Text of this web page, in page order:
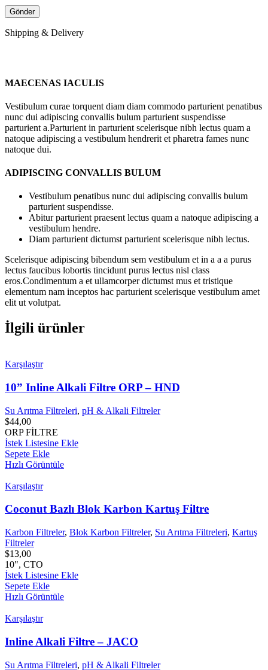
Shipping & Delivery
MAECENAS IACULIS
Vestibulum curae torquent diam diam commodo parturient penatibus
nunc dui adipiscing convallis bulum parturient suspendisse
parturient a.Parturient in parturient scelerisque nibh lectus quam a
natoque adipiscing a vestibulum hendrerit et pharetra fames nunc
natoque dui.
ADIPISCING CONVALLIS BULUM
Vestibulum penatibus nunc dui adipiscing convallis bulum
parturient suspendisse.
Abitur parturient praesent lectus quam a natoque adipiscing a
vestibulum hendre.
Diam parturient dictumst parturient scelerisque nibh lectus.
Scelerisque adipiscing bibendum sem vestibulum et in a a a purus
lectus faucibus lobortis tincidunt purus lectus nisl class
eros.Condimentum a et ullamcorper dictumst mus et tristique
elementum nam inceptos hac parturient scelerisque vestibulum amet
elit ut volutpat.
İlgili ürünler
Karşılaştır
10” Inline Alkali Filtre ORP – HND
Su Arıtma Filtreleri, pH & Alkali Filtreler
$44,00
ORP FİLTRE
İstek Listesine Ekle
Sepete Ekle
Hızlı Görüntüle
Karşılaştır
Coconut Bazlı Blok Karbon Kartuş Filtre
Karbon Filtreler, Blok Karbon Filtreler, Su Arıtma Filtreleri, Kartuş
Filtreler
$13,00
10", CTO
İstek Listesine Ekle
Sepete Ekle
Hızlı Görüntüle
Karşılaştır
Inline Alkali Filtre – JACO
Su Arıtma Filtreleri, pH & Alkali Filtreler